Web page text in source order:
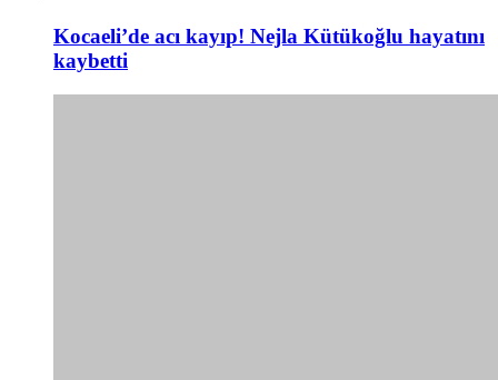
Kocaeli’de acı kayıp! Nejla Kütükoğlu hayatını
kaybetti